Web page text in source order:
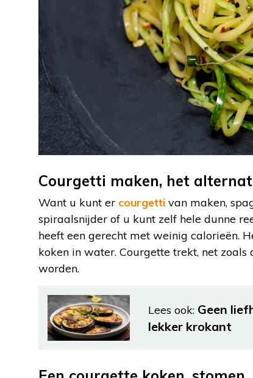
Courgetti maken, het
Want u kunt er courgetti van maken,
spiraalsnijder of u kunt zelf hele dunne
heeft een gerecht met weinig calorieën.
koken in water. Courgette trekt, net
worden.
Lees ook: Geen
lekker krokant